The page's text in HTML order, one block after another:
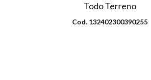
Todo Terreno
Cod. 132402300390255